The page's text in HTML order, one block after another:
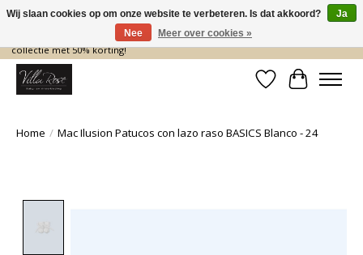
De nieuwe collectie komt eraan… en wij maken ruimte! Shop nu de zomer
collectie met 50% korting!
Verlanglijst
Home / Mac Ilusion Patucos con lazo raso BASICS Blanco - 24
Wij slaan cookies op om onze website te verbeteren. Is dat akkoord?
Ja
Nee
Meer over cookies »